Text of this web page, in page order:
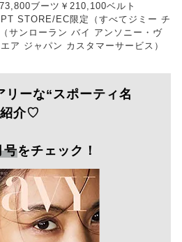
ブーツ￥210,100ベルト
STORE/EC限定（すべてジミー チ
サンローラン バイ アンソニー・ヴ
ア ジャパン カスタマーサービス）
リーな“スポーティ名
紹介♡
号をチェック！